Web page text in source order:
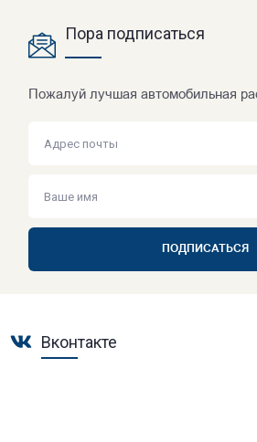
Пора подписаться
Пожалуй лучшая автомобильная
ПОДПИСАТЬСЯ
Вконтакте